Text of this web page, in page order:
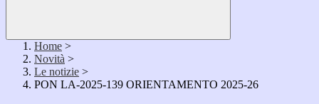
Home >
Novità >
Le notizie >
PON LA-2025-139 ORIENTAMENTO 2025-26